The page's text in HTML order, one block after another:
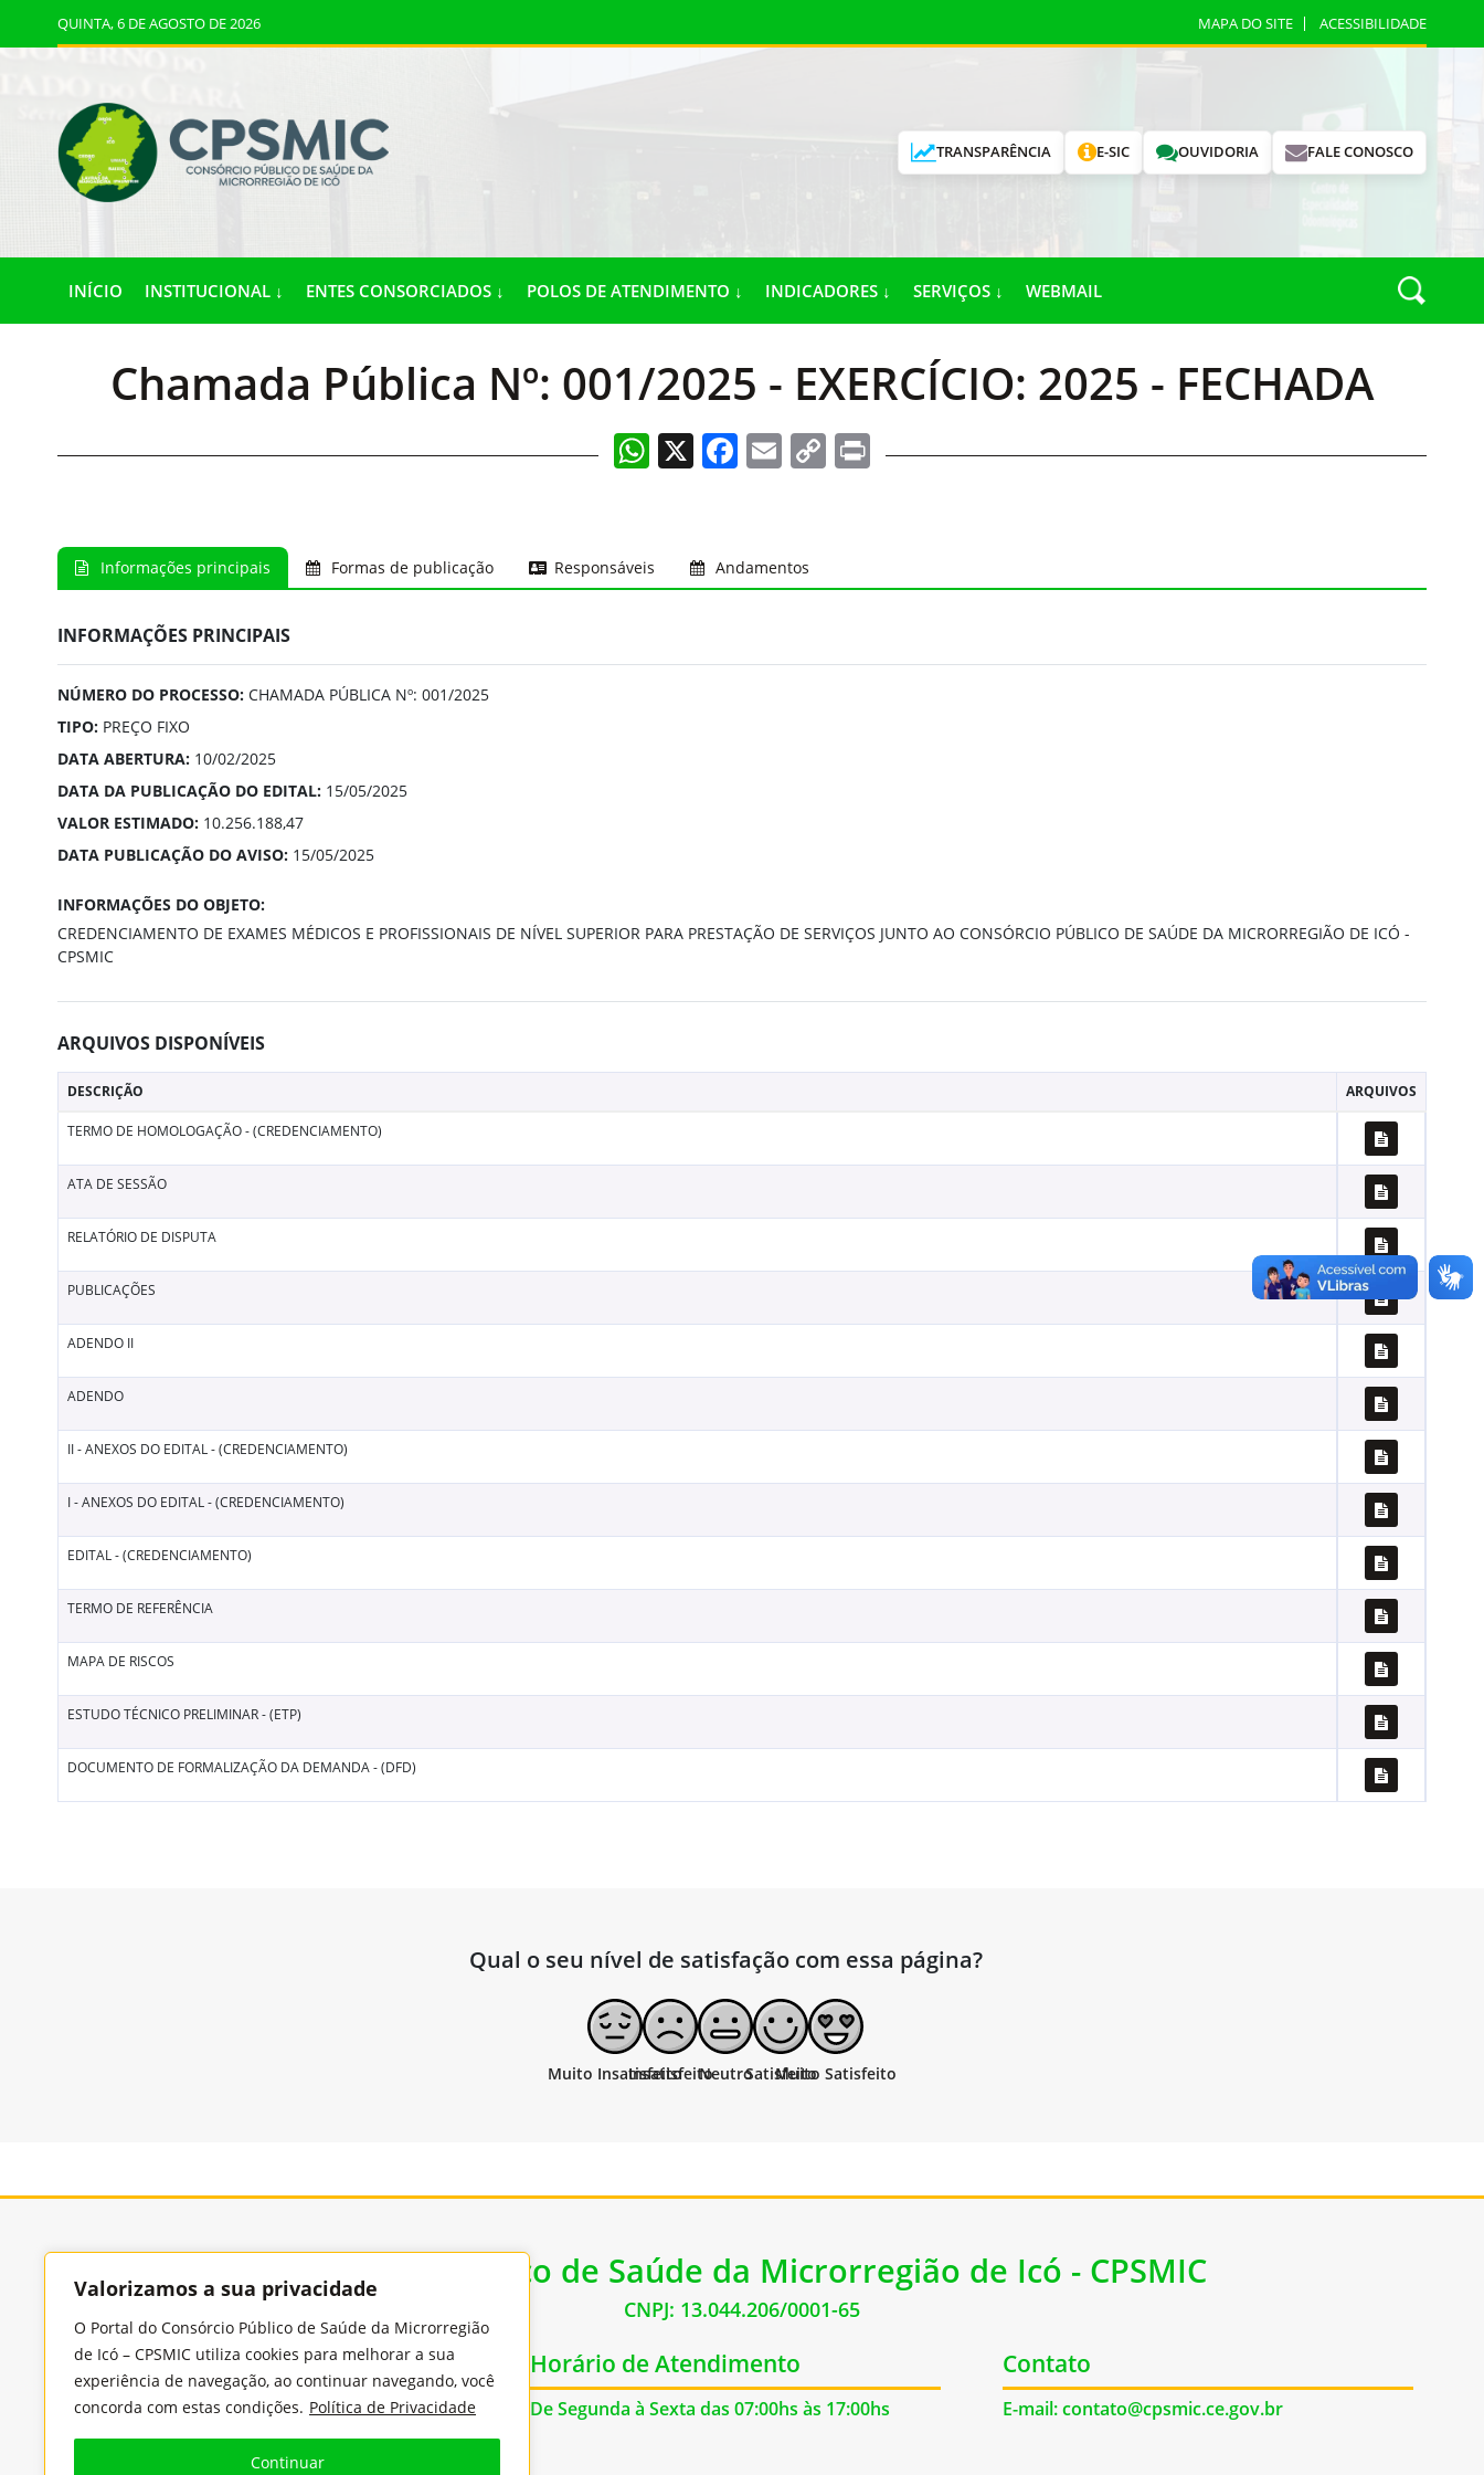
Valorizamos a sua privacidade
O Portal do Consórcio Público de Saúde da Microrregião
de Icó – CPSMIC utiliza cookies para melhorar a sua
experiência de navegação, ao continuar navegando, você
concorda com estas condições. Política de Privacidade
Continuar
QUINTA, 6 DE AGOSTO DE 2026 MAPA DO SITE ACESSIBILIDADE
TRANSPARÊNCIA E-SIC OUVIDORIA FALE CONOSCO
INÍCIO INSTITUCIONAL ↓ ENTES CONSORCIADOS ↓ POLOS DE ATENDIMENTO ↓ INDICADORES ↓ SERVIÇOS ↓ WEBMAIL
Chamada Pública Nº: 001/2025 - EXERCÍCIO: 2025 - FECHADA
WhatsApp
X Facebook
EmailCopyPrint
Informações principais Formas de publicação Responsáveis Andamentos
INFORMAÇÕES PRINCIPAIS
NÚMERO DO PROCESSO: CHAMADA PÚBLICA Nº: 001/2025
TIPO: PREÇO FIXO
DATA ABERTURA: 10/02/2025
DATA DA PUBLICAÇÃO DO EDITAL: 15/05/2025
VALOR ESTIMADO: 10.256.188,47
DATA PUBLICAÇÃO DO AVISO: 15/05/2025
INFORMAÇÕES DO OBJETO:
CREDENCIAMENTO DE EXAMES MÉDICOS E PROFISSIONAIS DE NÍVEL SUPERIOR PARA PRESTAÇÃO DE SERVIÇOS JUNTO AO CONSÓRCIO PÚBLICO DE SAÚDE DA MICRORREGIÃO DE ICÓ -
CPSMIC
ARQUIVOS DISPONÍVEIS
DESCRIÇÃO ARQUIVOS
TERMO DE HOMOLOGAÇÃO - (CREDENCIAMENTO)
ATA DE SESSÃO
RELATÓRIO DE DISPUTA
PUBLICAÇÕES
ADENDO II
ADENDO
II - ANEXOS DO EDITAL - (CREDENCIAMENTO)
I - ANEXOS DO EDITAL - (CREDENCIAMENTO)
EDITAL - (CREDENCIAMENTO)
TERMO DE REFERÊNCIA
MAPA DE RISCOS
ESTUDO TÉCNICO PRELIMINAR - (ETP)
DOCUMENTO DE FORMALIZAÇÃO DA DEMANDA - (DFD)
Qual o seu nível de satisfação com essa página?
Consórcio Público de Saúde da Microrregião de Icó - CPSMIC
CNPJ: 13.044.206/0001-65
Endereço
Rua Benjamin Constant, 978, Cidade Nova, CEP:
63430-000 - Icó/Ceará
Horário de Atendimento
De Segunda à Sexta das 07:00hs às 17:00hs
Contato
E-mail: contato@cpsmic.ce.gov.br